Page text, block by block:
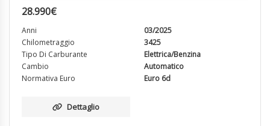
28.990€
Anni
03/2025
Chilometraggio
3425
Tipo Di Carburante
Elettrica/Benzina
Cambio
Automatico
Normativa Euro
Euro 6d
Dettaglio